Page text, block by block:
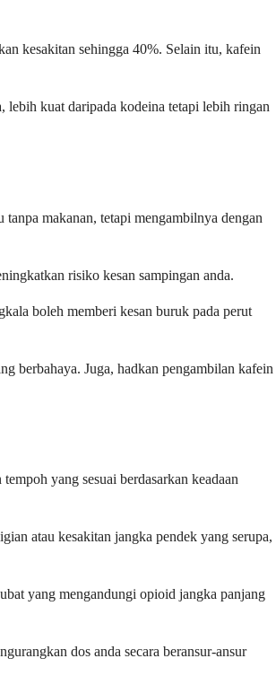
kesakitan sehingga 40%. Selain itu, kafein
lebih kuat daripada kodeina tetapi lebih ringan
makanan, tetapi mengambilnya dengan
risiko kesan sampingan anda.
boleh memberi kesan buruk pada perut
berbahaya. Juga, hadkan pengambilan kafein
yang sesuai berdasarkan keadaan
atau kesakitan jangka pendek yang serupa,
yang mengandungi opioid jangka panjang
dos anda secara beransur-ansur